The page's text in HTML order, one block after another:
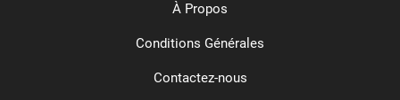
À Propos
Conditions Générales
Contactez-nous